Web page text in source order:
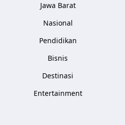
Jawa Barat
Nasional
Pendidikan
Bisnis
Destinasi
Entertainment